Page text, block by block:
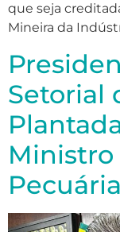
que seja
Mineira da
Setorial